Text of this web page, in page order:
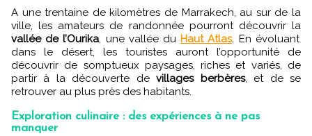
A une trentaine de kilomètres de Marrakech, au sur de la
ville, les amateurs de randonnée pourront découvrir la
vallée de l’Ourika , une vallée du Haut Atlas. En évoluant
dans le désert, les touristes auront l’opportunité de
découvrir de somptueux paysages, riches et variés, de
partir à la découverte devillages berbères, et de se
retrouver au plus près des habitants.
Exploration culinaire : des expériences à ne pas
manquer